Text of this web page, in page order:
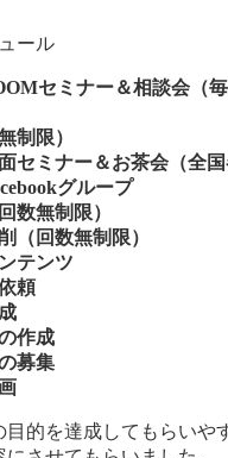
セミナー＆相談会（
制限）
セミナー＆お茶会（全国
グループ
数無制限）
（回数無制限）
テンツ
頼
作成
募集
的を達成してもらいや